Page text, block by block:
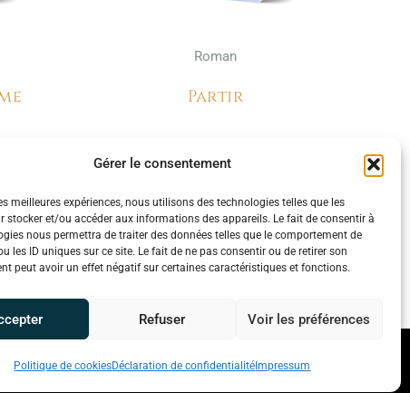
Gérer le consentement
meilleures expériences, nous utilisons des technologies telles que les
stocker et/ou accéder aux informations des appareils. Le fait de consentir à
nous permettra de traiter des données telles que le comportement de
les ID uniques sur ce site. Le fait de ne pas consentir ou de retirer son
peut avoir un effet négatif sur certaines caractéristiques et fonctions.
Refuser Voir les préférences
Politique de cookiesDéclaration de confidentialité Impressum
Roman
Partir
(UE) Imprimez votre livre